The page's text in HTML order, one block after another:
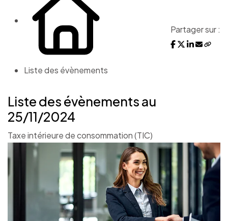
Liste des évènements
Partager sur :
Liste des évènements au
25/11/2024
Taxe intérieure de consommation (TIC)